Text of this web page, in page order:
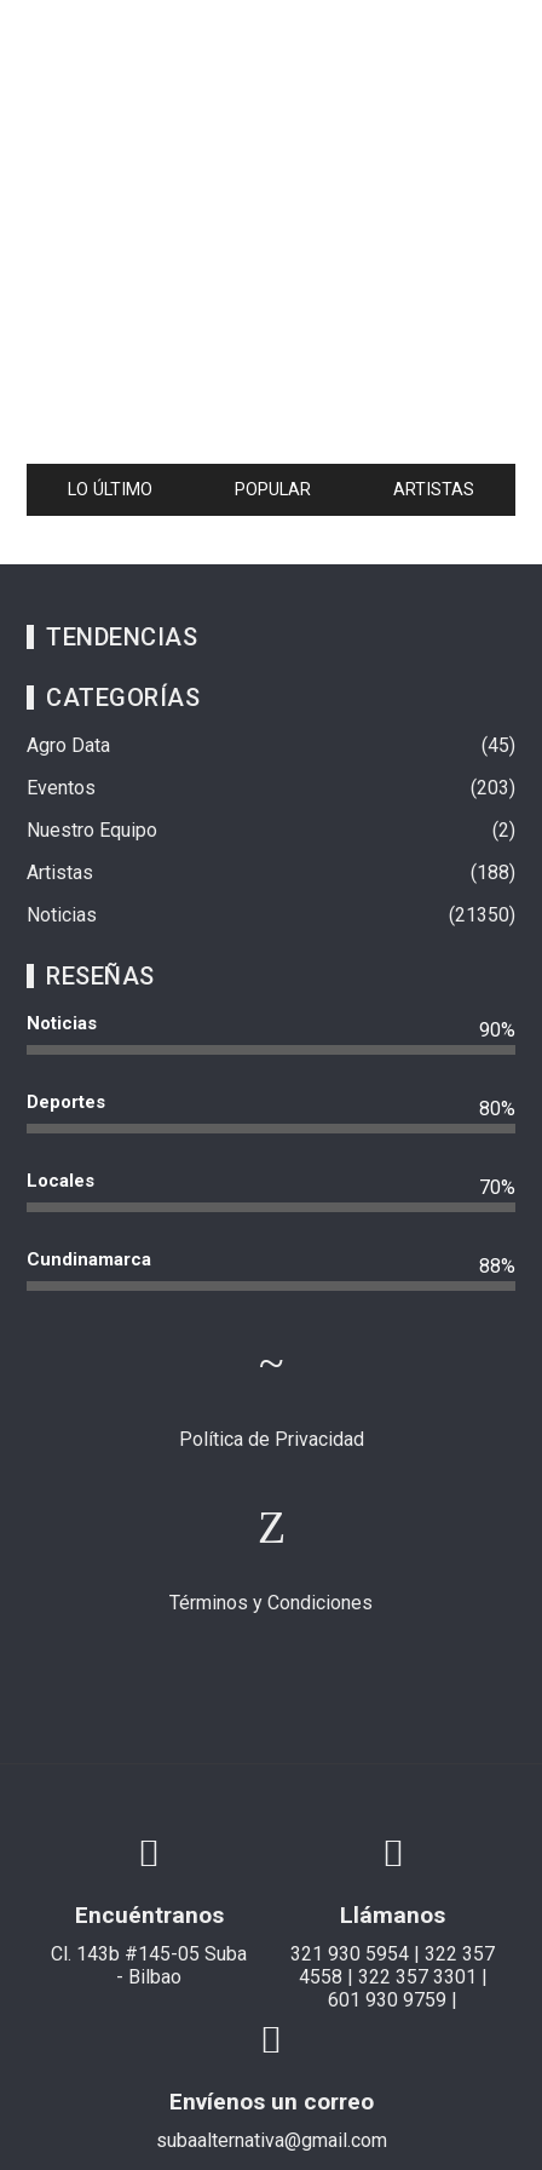
LO ÚLTIMO POPULAR ARTISTAS
TENDENCIAS
CATEGORÍAS
Agro Data
45
Eventos
203
Nuestro Equipo
2
Artistas
188
Noticias
21350
RESEÑAS
Noticias 90%
Deportes 80%
Locales 70%
Cundinamarca 88%
Política de Privacidad
Términos y Condiciones
Encuéntranos
Cl. 143b #145-05 Suba
- Bilbao
Llámanos
321 930 5954 | 322 357
4558 | 322 357 3301 |
601 930 9759 |
Envíenos un correo
subaalternativa@gmail.com